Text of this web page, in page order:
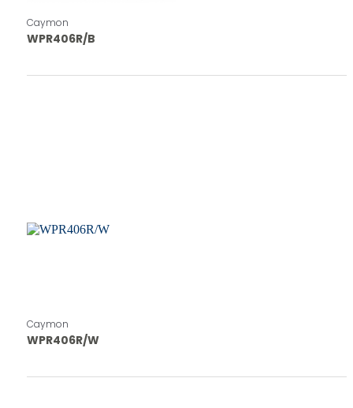
Caymon
WPR406R/B
Caymon
WPR406R/W